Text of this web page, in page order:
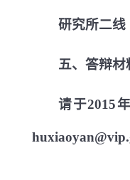
研究所二线
五、答辩材
请于2015年